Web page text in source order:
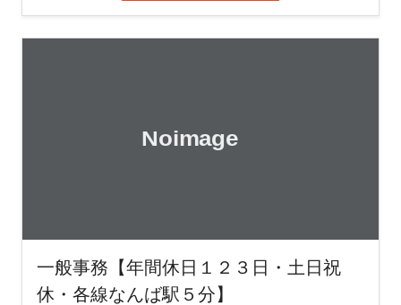
一般事務【年間休日１２３日・土日祝
休・各線なんば駅５分】